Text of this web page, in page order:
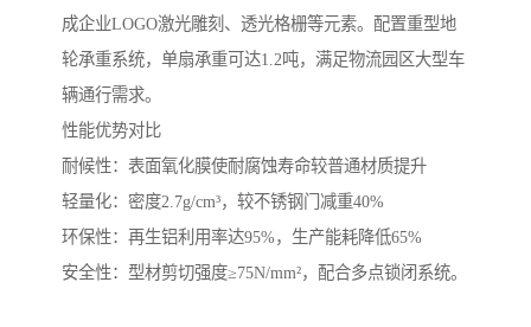
成企业LOGO激光雕刻、透光格栅等元素。配置重型地
轮承重系统，单扇承重可达1.2吨，满足物流园区大型车
辆通行需求。
性能优势对比
‌耐候性‌：表面氧化膜使耐腐蚀寿命较普通材质提升
‌轻量化‌：密度2.7g/cm³，较不锈钢门减重40%
‌环保性‌：再生铝利用率达95%，生产能耗降低65%
‌安全性‌：型材剪切强度≥75N/mm²，配合多点锁闭系统。